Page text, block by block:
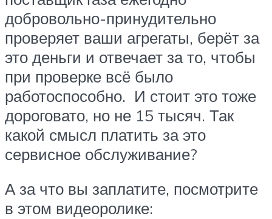
добровольно-принудительно
проверяет ваши агрегаты, берёт за
это деньги и отвечает за то, чтобы
при проверке всё было
работоспособно. И стоит это тоже
дороговато, но не 15 тысяч. Так
какой смысл платить за это
сервисное обслуживание?
А за что вы заплатите, посмотрите
в этом видеоролике: